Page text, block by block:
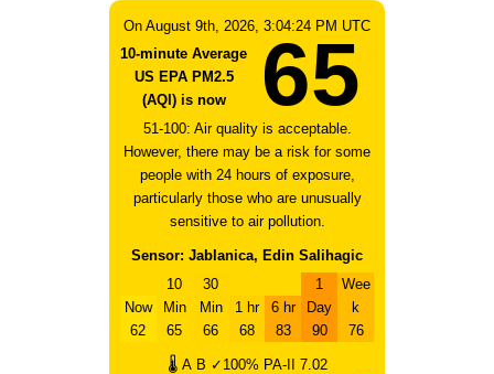
On August 9th, 2026, 3:04:24 PM UTC
10-minute Average
US EPA PM2.5
(AQI) is now
65
51-100: Air quality is acceptable.
However, there may be a risk for some
people with 24 hours of exposure,
particularly those who are unusually
sensitive to air pollution.
Sensor: Jablanica, Edin Salihagic
Now
62
10
Min
65
30
Min
66
1 hr
68
6 hr
83
1
Day
90
Wee
k
76
🌡 A B ✓100% PA-II
7.02